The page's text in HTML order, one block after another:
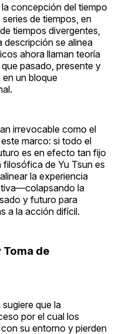
concepción del tiempo
de tiempos, en
tiempos divergentes,
se alinea
ahora llaman teoría
pasado, presente y
un bloque
irrevocable como el
marco: si todo el
es en efecto tan fijo
de Yu Tsun es
la experiencia
la
y futuro para
a la acción difícil.
de
que la
por el cual los
su entorno y pierden